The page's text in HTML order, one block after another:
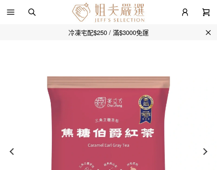
冷凍宅配$250 / 滿$3000免運